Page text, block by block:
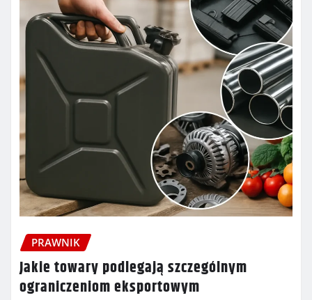
PRAWNIK
Jakie towary podlegają szczególnym
ograniczeniom eksportowym